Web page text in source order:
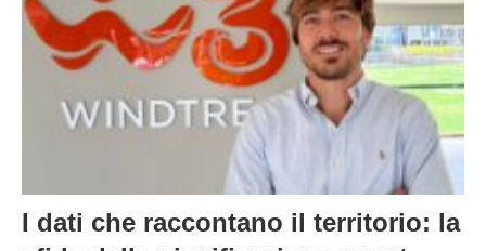
I dati che raccontano il territorio: la